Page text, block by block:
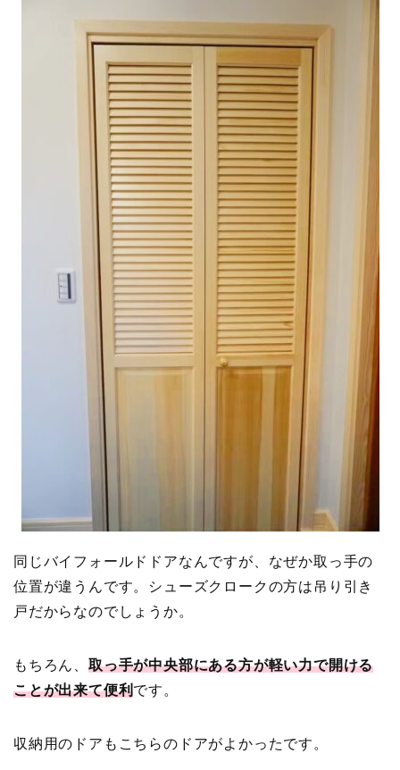
同じバイフォールドドアなんですが、なぜか取っ手の
位置が違うんです。シューズクロークの方は吊り引き
戸だからなのでしょうか。
もちろん、 取っ手が中央部にある方が軽い力で開ける
ことが出来て便利です。
収納用のドアもこちらのドアがよかったです。